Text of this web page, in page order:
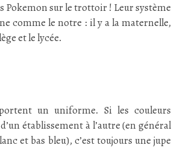
Pokemon sur le trottoir ! Leur système
comme le notre : il y a la maternelle,
et le lycée.
un uniforme. Si les couleurs
établissement à l’autre (en général
et bas bleu), c’est toujours une jupe